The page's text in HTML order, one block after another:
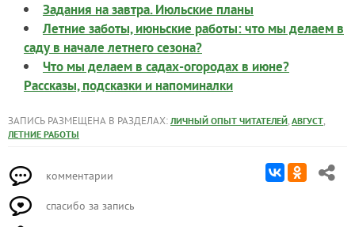
Задания на завтра. Июльские планы
Летние заботы, июньские работы: что мы делаем в
саду в начале летнего сезона?
Что мы делаем в садах-огородах в июне?
Рассказы, подсказки и напоминалки
ЗАПИСЬ РАЗМЕЩЕНА В РАЗДЕЛАХ: ЛИЧНЫЙ ОПЫТ ЧИТАТЕЛЕЙ, АВГУСТ,
ЛЕТНИЕ РАБОТЫ
комментарии
спасибо за запись